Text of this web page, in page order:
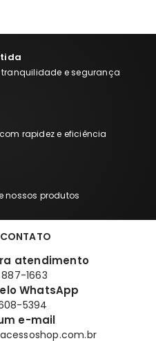
e segurança
rapidez e eficiência
nossos produtos
CONTATO
atendimento
1663
WhatsApp
5394
e-mail